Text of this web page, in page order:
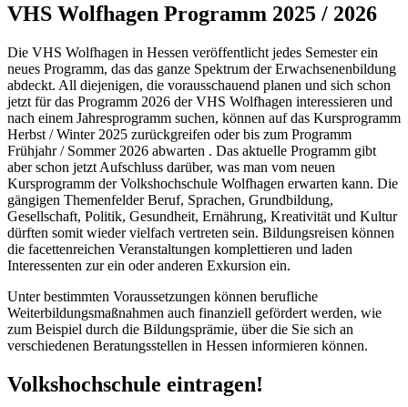
VHS Wolfhagen Programm 2025 / 2026
Die VHS Wolfhagen in Hessen veröffentlicht jedes Semester ein
neues Programm, das das ganze Spektrum der Erwachsenenbildung
abdeckt. All diejenigen, die vorausschauend planen und sich schon
jetzt für das Programm 2026 der VHS Wolfhagen interessieren und
nach einem Jahresprogramm suchen, können auf das Kursprogramm
Herbst / Winter 2025 zurückgreifen oder bis zum Programm
Frühjahr / Sommer 2026 abwarten . Das aktuelle Programm gibt
aber schon jetzt Aufschluss darüber, was man vom neuen
Kursprogramm der Volkshochschule Wolfhagen erwarten kann. Die
gängigen Themenfelder Beruf, Sprachen, Grundbildung,
Gesellschaft, Politik, Gesundheit, Ernährung, Kreativität und Kultur
dürften somit wieder vielfach vertreten sein. Bildungsreisen können
die facettenreichen Veranstaltungen komplettieren und laden
Interessenten zur ein oder anderen Exkursion ein.
Unter bestimmten Voraussetzungen können berufliche
Weiterbildungsmaßnahmen auch finanziell gefördert werden, wie
zum Beispiel durch die Bildungsprämie, über die Sie sich an
verschiedenen Beratungsstellen in Hessen informieren können.
Volkshochschule eintragen!